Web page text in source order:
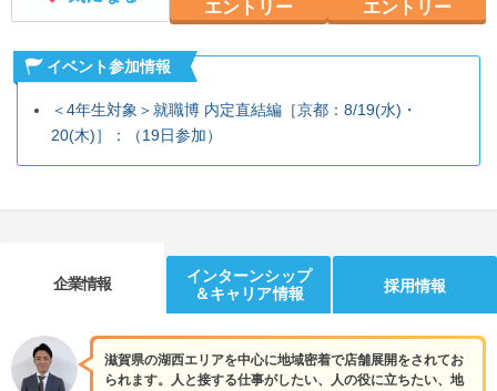
エントリー
エントリー
イベント参加情報
＜4年生対象＞就職博 内定直結編［京都：8/19(水)・
20(木)］：（19日参加）
企業情報
インターンシップ
＆キャリア情報
採用情報
滋賀県の湖西エリアを中心に地域密着で店舗展開をされてお
られます。人と接する仕事がしたい、人の役に立ちたい、地